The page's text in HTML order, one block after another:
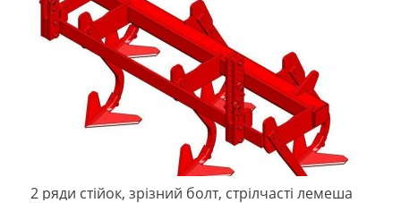
2 ряди стійок, зрізний болт, стрілчасті лемеша